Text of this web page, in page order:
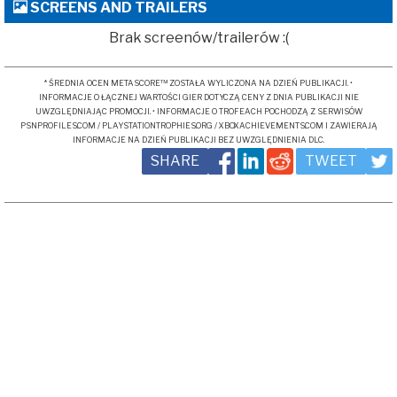
SCREENS AND TRAILERS
Brak screenów/trailerów :(
* ŚREDNIA OCEN METASCORE™ ZOSTAŁA WYLICZONA NA DZIEŃ PUBLIKACJI. •
INFORMACJE O ŁĄCZNEJ WARTOŚCI GIER DOTYCZĄ CENY Z DNIA PUBLIKACJI NIE
UWZGLĘDNIAJĄC PROMOCJI. • INFORMACJE O TROFEACH POCHODZĄ Z SERWISÓW
PSNPROFILES.COM / PLAYSTATIONTROPHIES.ORG / XBOXACHIEVEMENTS.COM I ZAWIERAJĄ
INFORMACJE NA DZIEŃ PUBLIKACJI BEZ UWZGLĘDNIENIA DLC.
SHARE TWEET